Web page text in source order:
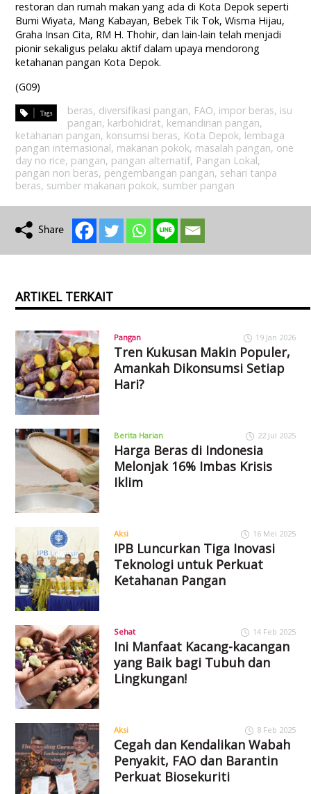
restoran dan rumah makan yang ada di Kota Depok seperti
Bumi Wiyata, Mang Kabayan, Bebek Tik Tok, Wisma Hijau,
Graha Insan Cita, RM H. Thohir, dan lain-lain telah menjadi
pionir sekaligus pelaku aktif dalam upaya mendorong
ketahanan pangan Kota Depok.
(G09)
beras, diversifikasi pangan, FAO, impor beras, isu
pangan, karbohidrat, kemandirian pangan,
ketahanan pangan, konsumsi beras, Kota Depok, lembaga
pangan internasional, makanan pokok, masalah pangan, one
day no rice, pangan, pangan alternatif, Pangan Lokal,
pangan non beras, pengembangan pangan, sehari tanpa
beras, sumber makanan pokok, sumber pangan
ARTIKEL TERKAIT
Pangan 19 Jan 2026
Tren Kukusan Makin Populer,
Amankah Dikonsumsi Setiap
Hari?
Berita Harian 22 Jul 2025
Harga Beras di Indonesia
Melonjak 16% Imbas Krisis
Iklim
Aksi 16 Mei 2025
IPB Luncurkan Tiga Inovasi
Teknologi untuk Perkuat
Ketahanan Pangan
Sehat 14 Feb 2025
Ini Manfaat Kacang-kacangan
yang Baik bagi Tubuh dan
Lingkungan!
Aksi 8 Feb 2025
Cegah dan Kendalikan Wabah
Penyakit, FAO dan Barantin
Perkuat Biosekuriti